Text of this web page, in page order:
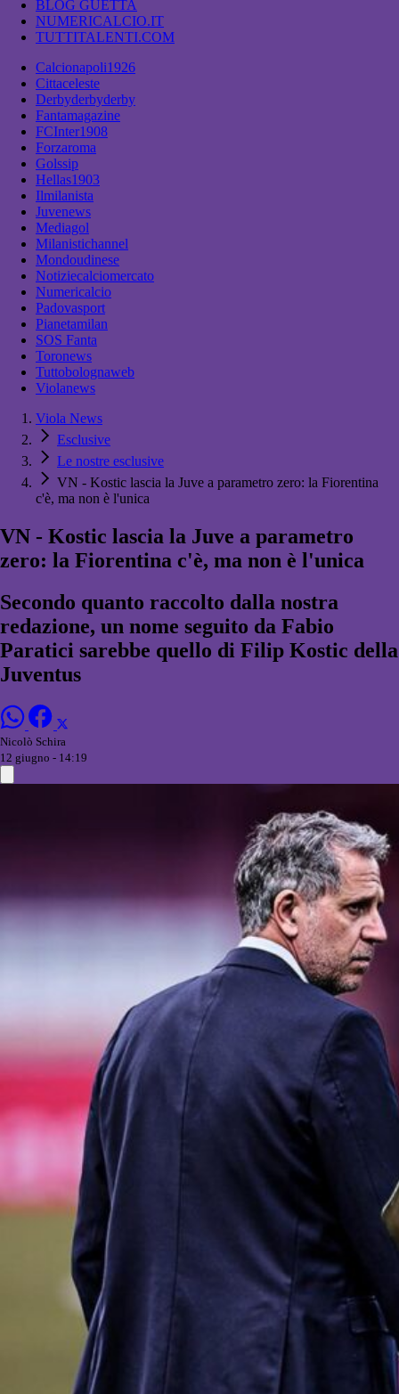
BLOG GUETTA
NUMERICALCIO.IT
TUTTITALENTI.COM
Calcionapoli1926
Cittaceleste
Derbyderbyderby
Fantamagazine
FCInter1908
Forzaroma
Golssip
Hellas1903
Ilmilanista
Juvenews
Mediagol
Milanistichannel
Mondoudinese
Notiziecalciomercato
Numericalcio
Padovasport
Pianetamilan
SOS Fanta
Toronews
Tuttobolognaweb
Violanews
Viola News
Esclusive
Le nostre esclusive
VN - Kostic lascia la Juve a parametro zero: la Fiorentina
c'è, ma non è l'unica
VN - Kostic lascia la Juve a parametro
zero: la Fiorentina c'è, ma non è l'unica
Secondo quanto raccolto dalla nostra
redazione, un nome seguito da Fabio
Paratici sarebbe quello di Filip Kostic della
Juventus
Nicolò Schira
12 giugno - 14:19